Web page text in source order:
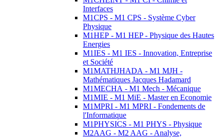
Interfaces
M1CPS - M1 CPS - Système Cyber
Physique
M1HEP - M1 HEP - Physique des Hautes
Energies
M1IES - M1 IES - Innovation, Entreprise
et Société
M1MATHJHADA - M1 MJH -
Mathématiques Jacques Hadamard
M1MECHA - M1 Mech - Mécanique
M1MIE - M1 MiE - Master en Economie
M1MPRI - M1 MPRI - Fondements de
l'Informatique
M1PHYSICS - M1 PHYS - Physique
M2AAG - M2 AAG - Analyse,